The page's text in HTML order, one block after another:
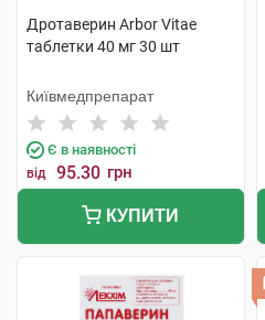
Дротаверин Arbor Vitae
таблетки 40 мг 30 шт
Київмедпрепарат
Є в наявності
від 95.30 грн
КУПИТИ